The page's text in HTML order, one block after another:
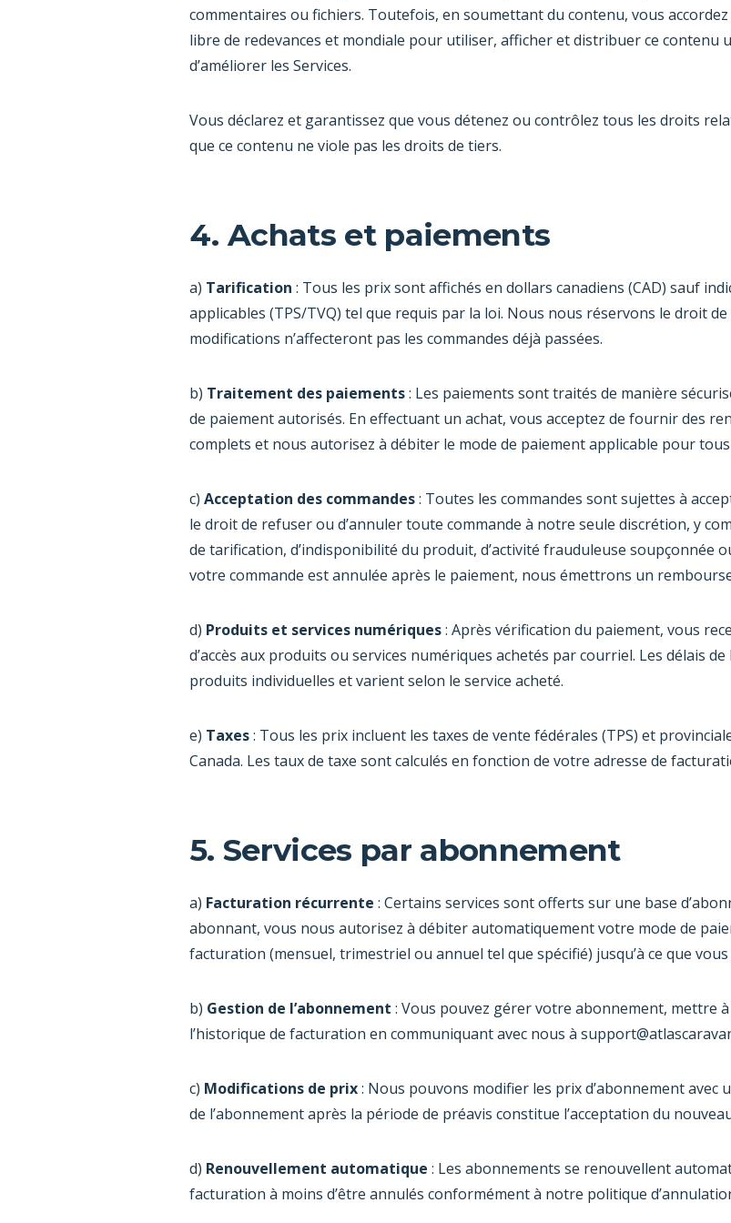
commentaires ou fichiers. Toutefois, en soumettant du contenu, vous
libre de redevances et mondiale pour utiliser, afficher et distribuer ce contenu
d’améliorer les Services.
Vous déclarez et garantissez que vous détenez ou contrôlez tous les droits
que ce contenu ne viole pas les droits de tiers.
4. Achats et paiements
a) Tarification : Tous les prix sont affichés en dollars canadiens (CAD) sauf
applicables (TPS/TVQ) tel que requis par la loi. Nous nous réservons le droit
modifications n’affecteront pas les commandes déjà passées.
b) Traitement des paiements: Les paiements sont traités de manière
de paiement autorisés. En effectuant un achat, vous acceptez de fournir des
complets et nous autorisez à débiter le mode de paiement applicable pour
c) Acceptation des commandes: Toutes les commandes sont sujettes à
le droit de refuser ou d’annuler toute commande à notre seule discrétion, y
de tarification, d’indisponibilité du produit, d’activité frauduleuse soupçonnée
votre commande est annulée après le paiement, nous émettrons un
d) Produits et services numériques: Après vérification du paiement, vous
d’accès aux produits ou services numériques achetés par courriel. Les délais
produits individuelles et varient selon le service acheté.
e) Taxes: Tous les prix incluent les taxes de vente fédérales (TPS) et
Canada. Les taux de taxe sont calculés en fonction de votre adresse de
5. Services par abonnement
a) Facturation récurrente : Certains services sont offerts sur une base
abonnant, vous nous autorisez à débiter automatiquement votre mode de
facturation (mensuel, trimestriel ou annuel tel que spécifié) jusqu’à ce que
b) Gestion de l’abonnement : Vous pouvez gérer votre abonnement, mettre
l’historique de facturation en communiquant avec nous à
c) Modifications de prix: Nous pouvons modifier les prix d’abonnement avec
de l’abonnement après la période de préavis constitue l’acceptation du
d) Renouvellement automatique : Les abonnements se renouvellent
facturation à moins d’être annulés conformément à notre politique